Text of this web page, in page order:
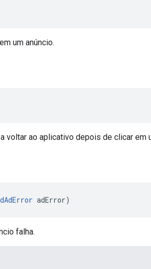
um anúncio.
voltar ao aplicativo depois de clicar em
adError)
falha.